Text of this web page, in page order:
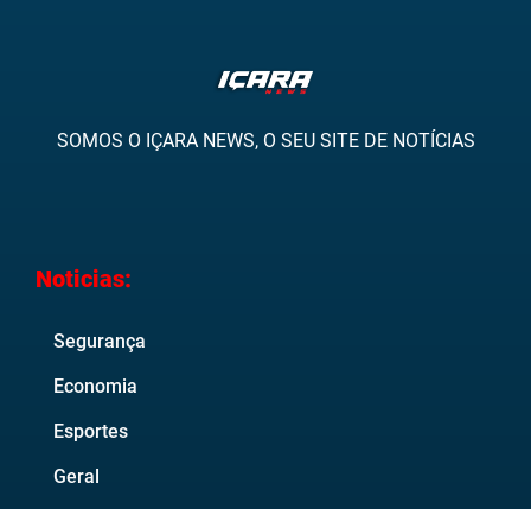
SOMOS O IÇARA NEWS, O SEU SITE DE NOTÍCIAS
Noticias:
Segurança
Economia
Esportes
Geral